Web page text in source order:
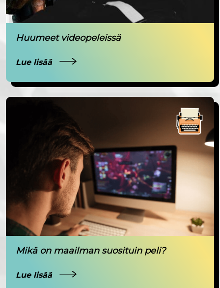
Huumeet videopeleissä
Lue lisää
Mikä on maailman suosituin peli?
Lue lisää